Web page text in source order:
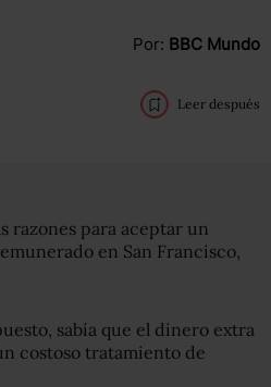
Por: BBC Mundo
Leer después
razones para aceptar un
en San Francisco,
sabía que el dinero extra
costoso tratamiento de